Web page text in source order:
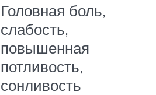
Головная боль,
слабость,
повышенная
потливость,
сонливость